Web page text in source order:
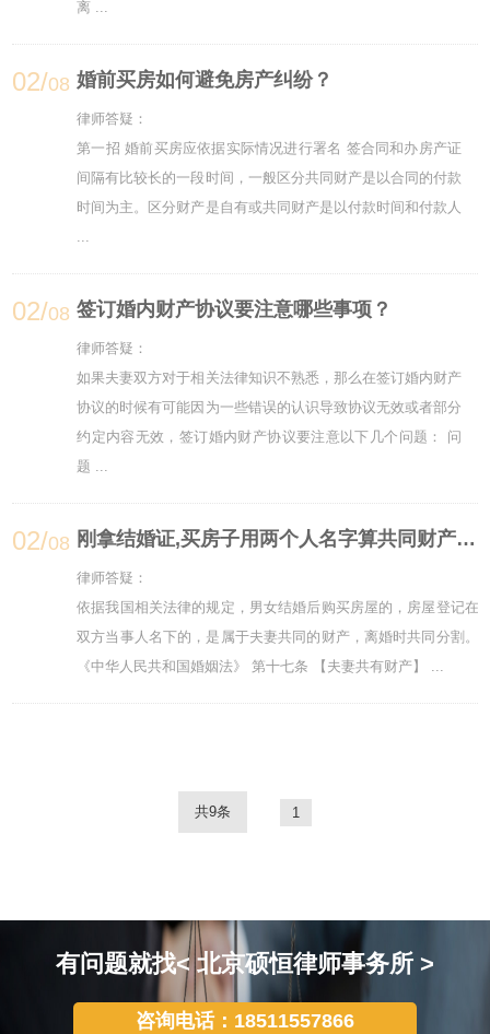
离 ...
02/08 婚前买房如何避免房产纠纷？
律师答疑：
第一招 婚前买房应依据实际情况进行署名 签合同和办房产证
间隔有比较长的一段时间，一般区分共同财产是以合同的付款
时间为主。区分财产是自有或共同财产是以付款时间和付款人
...
02/08 签订婚内财产协议要注意哪些事项？
律师答疑：
如果夫妻双方对于相关法律知识不熟悉，那么在签订婚内财产
协议的时候有可能因为一些错误的认识导致协议无效或者部分
约定内容无效，签订婚内财产协议要注意以下几个问题： 问
题 ...
02/08 刚拿结婚证,买房子用两个人名字算共同财产吗？
律师答疑：
依据我国相关法律的规定，男女结婚后购买房屋的，房屋登记在
双方当事人名下的，是属于夫妻共同的财产，离婚时共同分割。
《中华人民共和国婚姻法》 第十七条 【夫妻共有财产】 ...
共9条 1
有问题就找< 北京硕恒律师事务所 >
咨询电话：18511557866